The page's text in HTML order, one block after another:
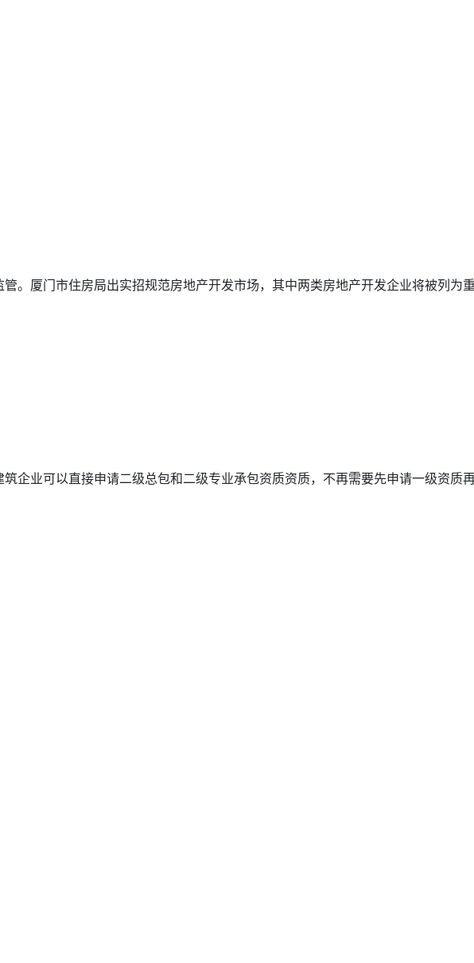
。厦门市住房局出实招规范房地产开发市场，其中两类房地产开发企业将被列为
企业可以直接申请二级总包和二级专业承包资质资质，不再需要先申请一级资质